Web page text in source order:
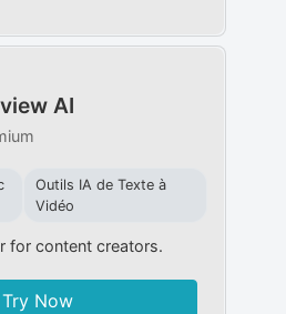
AI
Outils IA de Texte à
Vidéo
for content creators.
Try Now